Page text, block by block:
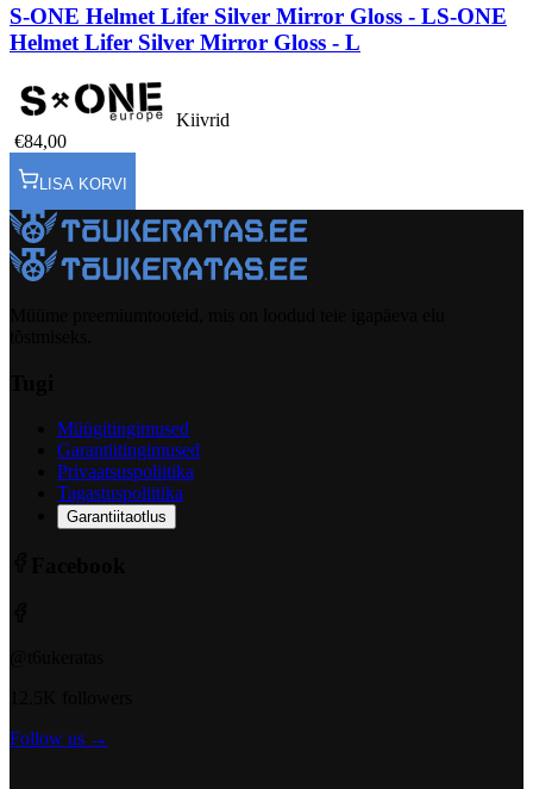
S-ONE Helmet Lifer Silver Mirror Gloss - LS-ONE
Helmet Lifer Silver Mirror Gloss - L
Kiivrid
€84,00
LISA KORVI
Müügitingimused
Garantiitingimused
Privaatsuspoliitika
Tagastuspoliitika
Garantiitaotlus
Follow us →